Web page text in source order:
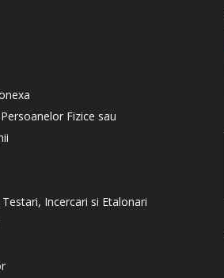
Fizice sau
Incercari si Etalonari